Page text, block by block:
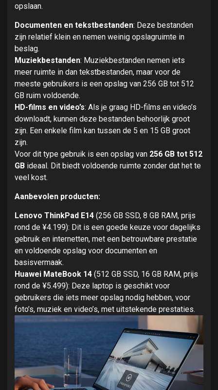
opslaan.
Documenten en tekstbestanden: Deze bestanden
zijn relatief klein en nemen weinig opslagruimte in
beslag.
Muziekbestanden: Muziekbestanden nemen iets
meer ruimte in dan tekstbestanden, maar voor de
meeste gebruikers is een opslag van 256 GB tot 512
GB ruim voldoende.
HD-films en video’s: Als je graag HD-films en video’s
downloadt, kunnen deze bestanden behoorlijk groot
zijn. Een enkele film kan tussen de 5 en 15 GB groot
zijn.
Voor dit type gebruik is een opslag van 256 GB tot 512
GB ideaal. Dit biedt voldoende ruimte zonder dat het te
veel kost.
Aanbevolen producten:
Lenovo ThinkPad E14 (256 GB SSD, 8 GB RAM, prijs
rond de ¥4.199): Dit is een goede keuze voor dagelijks
gebruik en internetten, met een betrouwbare prestatie
en voldoende opslag voor documenten en
basisvermaak.
Huawei MateBook 14 (512 GB SSD, 16 GB RAM, prijs
rond de ¥5.499): Deze laptop is geschikt voor
gebruikers die iets meer opslag nodig hebben, voor
foto’s, muziek en video’s, met uitstekende prestaties.